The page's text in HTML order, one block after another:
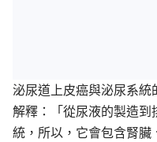
泌尿道上皮癌與泌尿系
解釋：「從尿液的製造到
統，所以，它會包含腎臟